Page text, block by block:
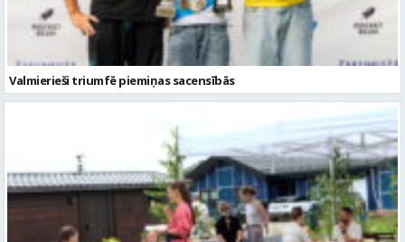
Valmierieši triumfē piemiņas sacensībās